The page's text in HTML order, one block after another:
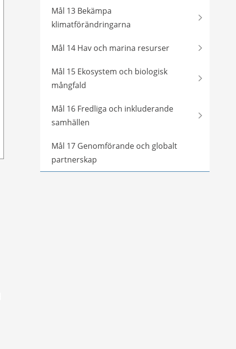
Mål 13 Bekämpa
klimatförändringarna
Mål 14 Hav och marina resurser
Mål 15 Ekosystem och biologisk
mångfald
Mål 16 Fredliga och inkluderande
samhällen
Mål 17 Genomförande och globalt
partnerskap